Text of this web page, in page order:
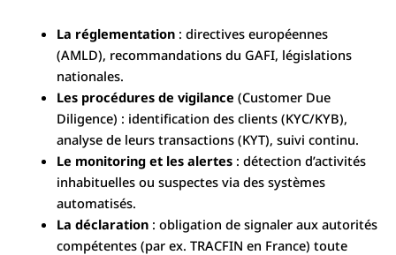
La réglementation: directives européennes
(AMLD), recommandations du GAFI, législations
nationales.
Les procédures de vigilance (Customer Due
Diligence) : identification des clients (KYC/KYB),
analyse de leurs transactions (KYT), suivi continu.
Le monitoring et les alertes: détection d’activités
inhabituelles ou suspectes via des systèmes
automatisés.
La déclaration: obligation de signaler aux autorités
compétentes (par ex. TRACFIN en France) toute